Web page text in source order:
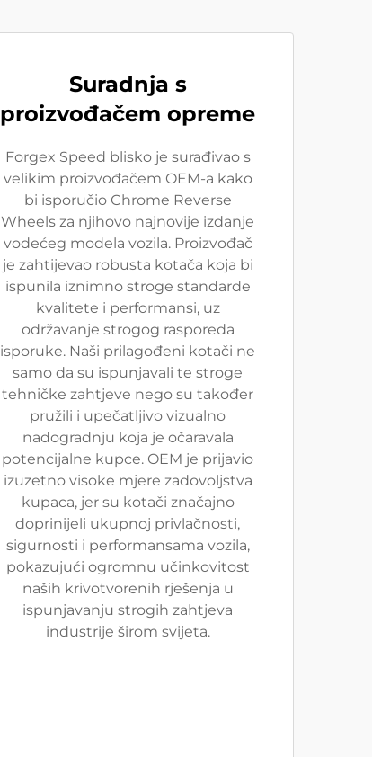
Suradnja s
proizvođačem opreme
Forgex Speed blisko je surađivao s
velikim proizvođačem OEM-a kako
bi isporučio Chrome Reverse
Wheels za njihovo najnovije izdanje
vodećeg modela vozila. Proizvođač
je zahtijevao robusta kotača koja bi
ispunila iznimno stroge standarde
kvalitete i performansi, uz
održavanje strogog rasporeda
isporuke. Naši prilagođeni kotači ne
samo da su ispunjavali te stroge
tehničke zahtjeve nego su također
pružili i upečatljivo vizualno
nadogradnju koja je očaravala
potencijalne kupce. OEM je prijavio
izuzetno visoke mjere zadovoljstva
kupaca, jer su kotači značajno
doprinijeli ukupnoj privlačnosti,
sigurnosti i performansama vozila,
pokazujući ogromnu učinkovitost
naših krivotvorenih rješenja u
ispunjavanju strogih zahtjeva
industrije širom svijeta.